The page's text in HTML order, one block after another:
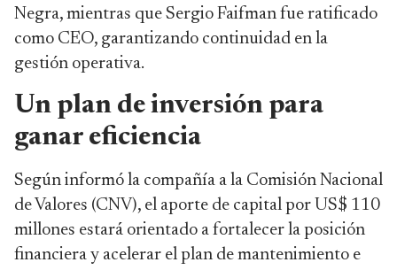
Negra, mientras que Sergio Faifman fue ratificado
como CEO, garantizando continuidad en la
gestión operativa.
Un plan de inversión para
ganar eficiencia
Según informó la compañía a la Comisión Nacional
de Valores (CNV), el aporte de capital por US$ 110
millones estará orientado a fortalecer la posición
financiera y acelerar el plan de mantenimiento e